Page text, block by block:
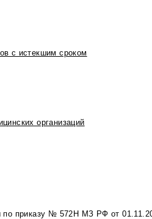
с истекшим сроком
организаций
по приказу № 572Н МЗ РФ от